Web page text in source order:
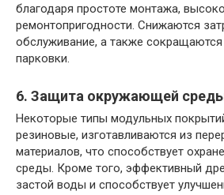
благодаря простоте монтажа,
ремонтопригодности. Снижаются
обслуживание, а также
парковки.
6. Защита окружающей
Некоторые типы модульных
резиновые, изготавливаются из
материалов, что способствует
среды. Кроме того, эффективный
застой воды и способствует